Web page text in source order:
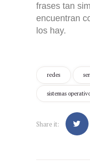
frases tan
encuentran
los hay.
redes
sistemas
Share it: